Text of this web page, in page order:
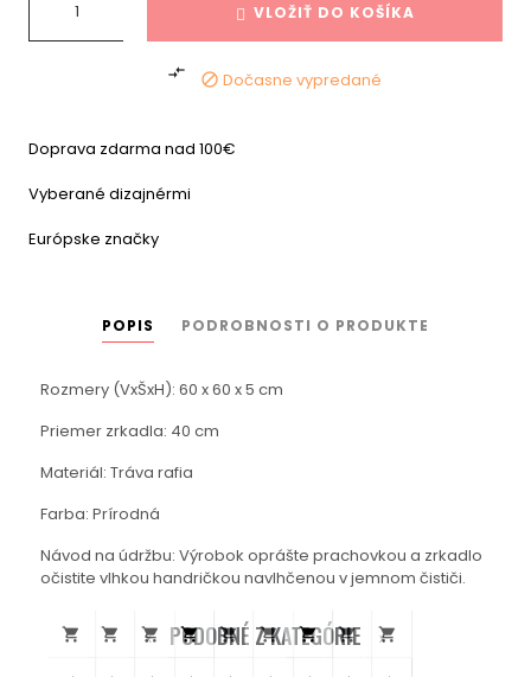
VLOŽIŤ DO KOŠÍKA
  Dočasne vypredané
Doprava zdarma nad 100€
Vyberané dizajnérmi
Európske značky
POPIS PODROBNOSTI O PRODUKTE
Rozmery (VxŠxH): 60 x 60 x 5 cm
Priemer zrkadla: 40 cm
Materiál: Tráva rafia
Farba: Prírodná
Návod na údržbu: Výrobok oprášte prachovkou a zrkadlo
očistite vlhkou handričkou navlhčenou v jemnom čističi.
PODOBNÉ Z KATEGÓRIE
        